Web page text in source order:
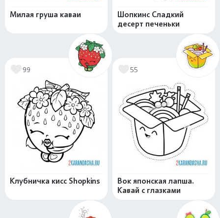
Милая груша каваи
Шопкинс Сладкий
десерт печеньки
99
Клубничка кисс Shopkins
55
Вок японская лапша.
Кавай с глазками